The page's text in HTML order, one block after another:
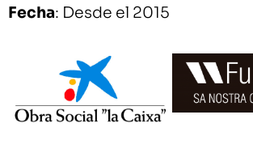
Fecha: Desde el 2015